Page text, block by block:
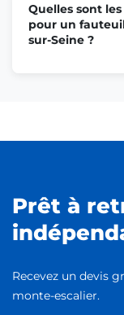
Quelles sont
pour un
sur-Seine ?
Prêt à
Recevez un devis
monte-escalier.